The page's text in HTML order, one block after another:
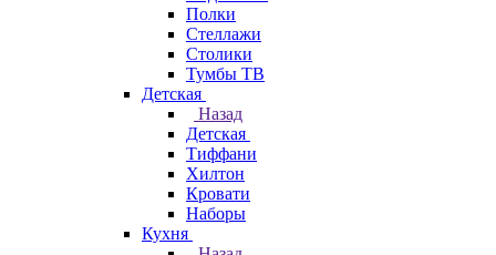
Полки
Стеллажи
Столики
Тумбы ТВ
Детская
Назад
Детская
Тиффани
Хилтон
Кровати
Наборы
Кухня